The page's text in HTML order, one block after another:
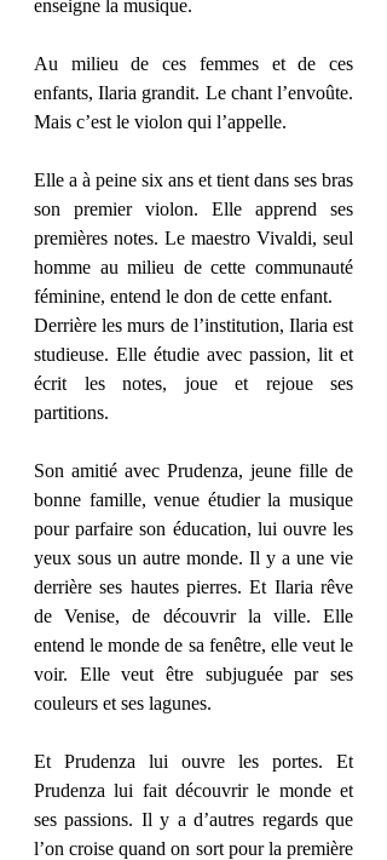
enseigne la musique.
Au milieu de ces femmes et de ces
enfants, Ilaria grandit. Le chant l’envoûte.
Mais c’est le violon qui l’appelle.
Elle a à peine six ans et tient dans ses bras
son premier violon. Elle apprend ses
premières notes. Le maestro Vivaldi, seul
homme au milieu de cette communauté
féminine, entend le don de cette enfant.
Derrière les murs de l’institution, Ilaria est
studieuse. Elle étudie avec passion, lit et
écrit les notes, joue et rejoue ses
partitions.
Son amitié avec Prudenza, jeune fille de
bonne famille, venue étudier la musique
pour parfaire son éducation, lui ouvre les
yeux sous un autre monde. Il y a une vie
derrière ses hautes pierres. Et Ilaria rêve
de Venise, de découvrir la ville. Elle
entend le monde de sa fenêtre, elle veut le
voir. Elle veut être subjuguée par ses
couleurs et ses lagunes.
Et Prudenza lui ouvre les portes. Et
Prudenza lui fait découvrir le monde et
ses passions. Il y a d’autres regards que
l’on croise quand on sort pour la première